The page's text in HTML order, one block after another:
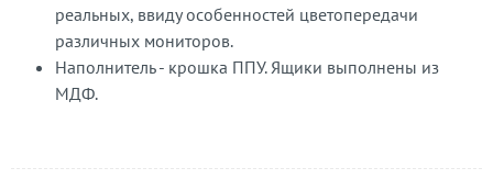
реальных, ввиду особенностей цветопередачи
различных мониторов.
Наполнитель - крошка ППУ. Ящики выполнены из
МДФ.